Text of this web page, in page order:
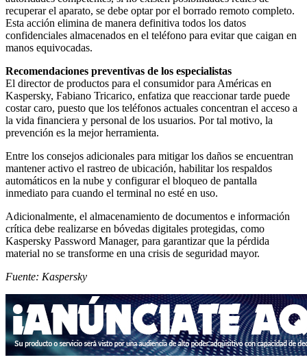
recuperar el aparato, se debe optar por el borrado remoto completo.
Esta acción elimina de manera definitiva todos los datos
confidenciales almacenados en el teléfono para evitar que caigan en
manos equivocadas.
Recomendaciones preventivas de los especialistas
El director de productos para el consumidor para Américas en
Kaspersky, Fabiano Tricarico, enfatiza que reaccionar tarde puede
costar caro, puesto que los teléfonos actuales concentran el acceso a
la vida financiera y personal de los usuarios. Por tal motivo, la
prevención es la mejor herramienta.
Entre los consejos adicionales para mitigar los daños se encuentran
mantener activo el rastreo de ubicación, habilitar los respaldos
automáticos en la nube y configurar el bloqueo de pantalla
inmediato para cuando el terminal no esté en uso.
Adicionalmente, el almacenamiento de documentos e información
crítica debe realizarse en bóvedas digitales protegidas, como
Kaspersky Password Manager, para garantizar que la pérdida
material no se transforme en una crisis de seguridad mayor.
Fuente: Kaspersky